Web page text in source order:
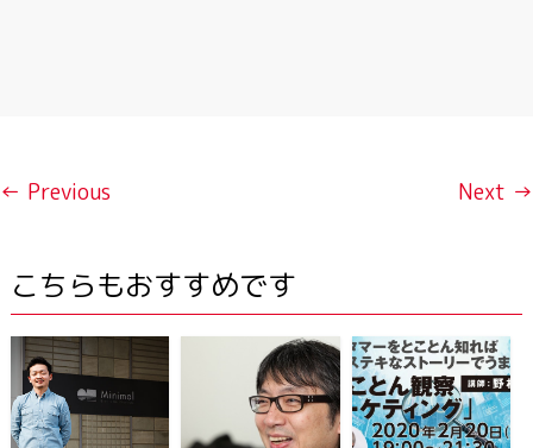
← Previous Next →
こちらもおすすめです